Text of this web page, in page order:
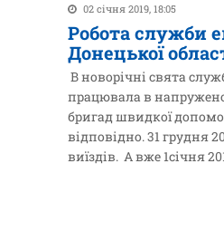
02 січня 2019, 18:05
Робота служби
Донецької
В новорічні свята
працювала в
бригад швидкої
відповідно. 31 грудня
виїздів. А вже 1січня